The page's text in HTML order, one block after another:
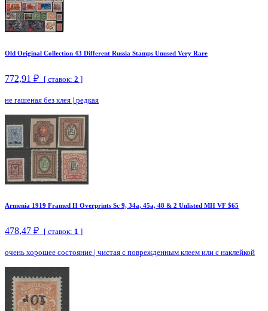
Old Original Collection 43 Different Russia Stamps Unused Very Rare
772,91 ₽ [ ставок: 2 ]
не гашеная без клея | редкая
Armenia 1919 Framed H Overprints Sc 9, 34a, 45a, 48 & 2 Unlisted MH VF $65
478,47 ₽ [ ставок: 1 ]
очень хорошее состояние | чистая с поврежденным клеем или с наклейкой